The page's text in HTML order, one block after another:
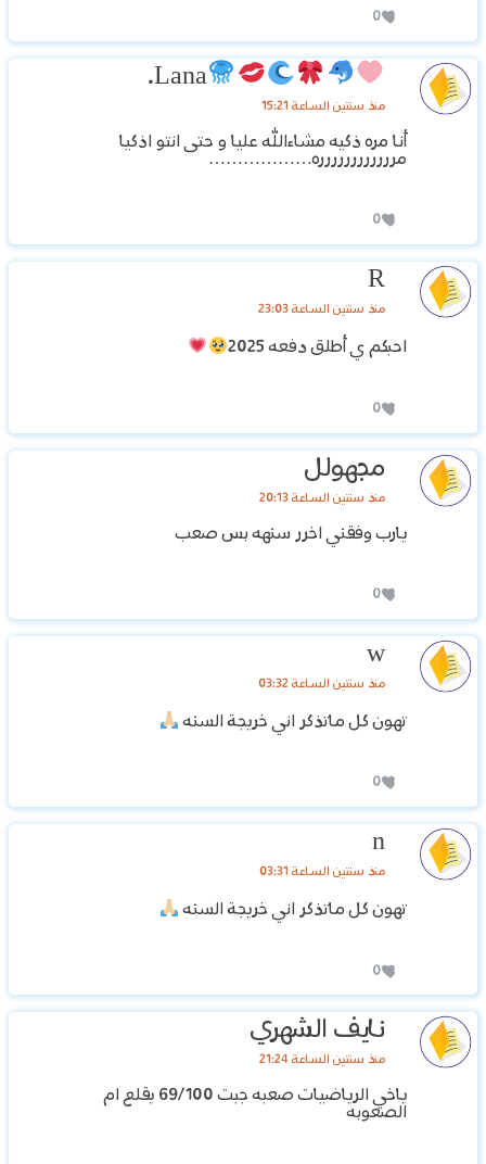
0
Lana.
منذ سنتين الساعة 15:21
أنا مره ذكيه مشاءالله عليا و حتى انتو اذكيا
مرررررررررررره………………
0
R
منذ سنتين الساعة 23:03
احبكم ي أطلق دفعه 2025
0
مجهولل
منذ سنتين الساعة 20:13
يارب وفقني اخرر سنهه بس صعب
0
w
منذ سنتين الساعة 03:32
تهون كل ماتذكر اني خريجة السنه
0
n
منذ سنتين الساعة 03:31
تهون كل ماتذكر اني خريجة السنه
0
نايف الشهري
منذ سنتين الساعة 21:24
ياخي الرياضيات صعبه جبت 69/100 يقلع ام
الصعوبه